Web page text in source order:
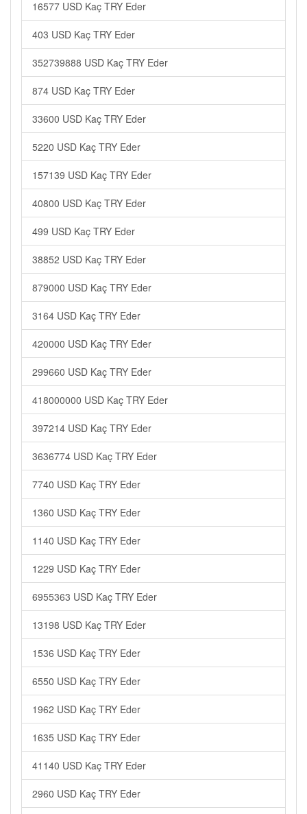
16577 USD Kaç TRY Eder
403 USD Kaç TRY Eder
352739888 USD Kaç TRY Eder
874 USD Kaç TRY Eder
33600 USD Kaç TRY Eder
5220 USD Kaç TRY Eder
157139 USD Kaç TRY Eder
40800 USD Kaç TRY Eder
499 USD Kaç TRY Eder
38852 USD Kaç TRY Eder
879000 USD Kaç TRY Eder
3164 USD Kaç TRY Eder
420000 USD Kaç TRY Eder
299660 USD Kaç TRY Eder
418000000 USD Kaç TRY Eder
397214 USD Kaç TRY Eder
3636774 USD Kaç TRY Eder
7740 USD Kaç TRY Eder
1360 USD Kaç TRY Eder
1140 USD Kaç TRY Eder
1229 USD Kaç TRY Eder
6955363 USD Kaç TRY Eder
13198 USD Kaç TRY Eder
1536 USD Kaç TRY Eder
6550 USD Kaç TRY Eder
1962 USD Kaç TRY Eder
1635 USD Kaç TRY Eder
41140 USD Kaç TRY Eder
2960 USD Kaç TRY Eder